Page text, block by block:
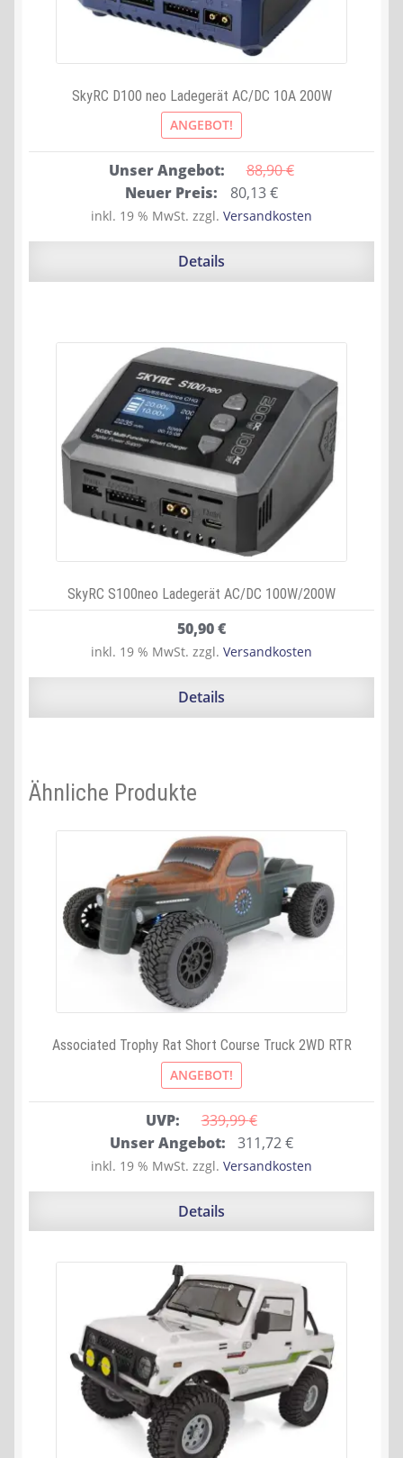
SkyRC D100 neo Ladegerät AC/DC 10A 200W
ANGEBOT!
Unser Angebot: 88,90 €
Ursprünglicher
Preis
war:
Neuer Preis: 80,13€Aktueller
Preis
ist:
inkl. 19 % MwSt. zzgl. Versandkosten
Details
SkyRC S100neo Ladegerät AC/DC 100W/200W
50,90€
inkl. 19 % MwSt. zzgl. Versandkosten
Details
Ähnliche Produkte
Associated Trophy Rat Short Course Truck 2WD RTR
ANGEBOT!
UVP: 339,99 €
Ursprünglicher
Preis
war:
Unser Angebot: 311,72€Aktueller
Preis
ist:
inkl. 19 % MwSt. zzgl. Versandkosten
Details